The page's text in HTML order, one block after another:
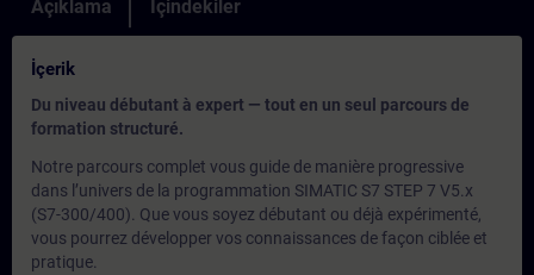
Açıklama İçindekiler
İçerik
Du niveau débutant à expert — tout en un seul parcours de
formation structuré.
Notre parcours complet vous guide de manière progressive
dans l’univers de la programmation SIMATIC S7 STEP 7 V5.x
(S7-300/400). Que vous soyez débutant ou déjà expérimenté,
vous pourrez développer vos connaissances de façon ciblée et
pratique.